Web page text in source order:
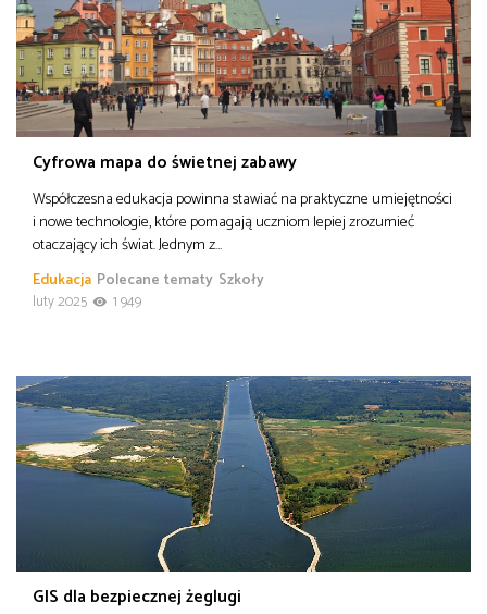
Cyfrowa mapa do świetnej zabawy
Współczesna edukacja powinna stawiać na praktyczne umiejętności
i nowe technologie, które pomagają uczniom lepiej zrozumieć
otaczający ich świat. Jednym z…
Edukacja Polecane tematy Szkoły
luty 2025
1 949
GIS dla bezpiecznej żeglugi